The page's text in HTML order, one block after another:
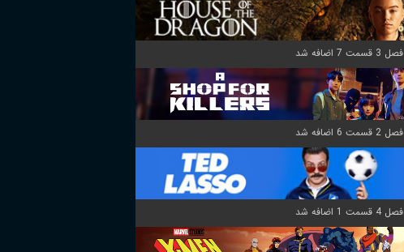
فصل 3 قسمت 7 اضافه شد
فصل 2 قسمت 6 اضافه شد
فصل 4 قسمت 1 اضافه شد